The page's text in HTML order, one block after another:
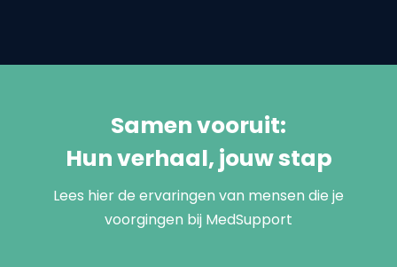
Samen vooruit:
Hun verhaal, jouw stap
Lees hier de ervaringen van mensen die je
voorgingen bij MedSupport